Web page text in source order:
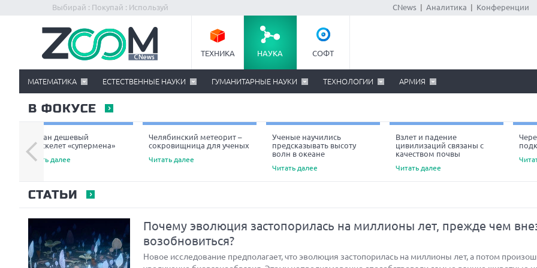
Выбирай : Покупай : Используй CNews Аналитика Конференции
ТЕХНИКА НАУКА СОФТ
МАТЕМАТИКА ЕСТЕСТВЕННЫЕ НАУКИ ГУМАНИТАРНЫЕ НАУКИ ТЕХНОЛОГИИ АРМИЯ
В ФОКУСЕ
Создан дешевый
экзоскелет «супермена»
Читать далее
Челябинский метеорит –
сокровищница для ученых
Читать далее
Ученые научились
предсказывать высоту
волн в океане
Читать далее
Взлет и падение
цивилизаций связаны с
качеством почвы
Читать далее
СТАТЬИ
Почему эволюция застопорилась на миллионы лет, прежде чем
возобновиться?
Новое исследование предполагает, что эволюция застопорилась на миллионы лет, а потом